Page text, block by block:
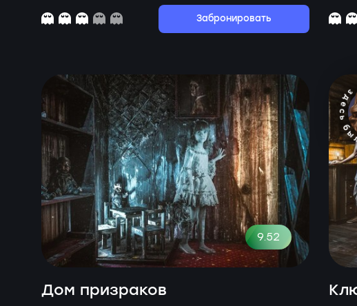
Забронировать
9.52
Дом призраков